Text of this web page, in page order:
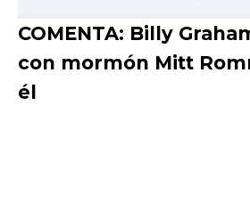
COMENTA: Billy
con mormón Mitt
él